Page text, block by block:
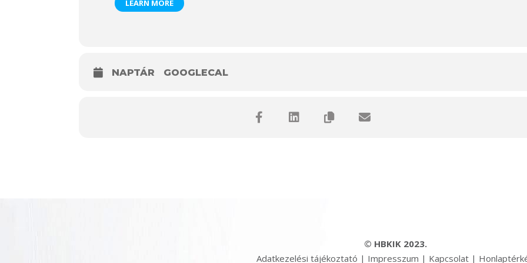
LEARN MORE
NAPTÁR GOOGLECAL
© HBKIK 2023.
Adatkezelési tájékoztató | Impresszum | Kapcsolat|